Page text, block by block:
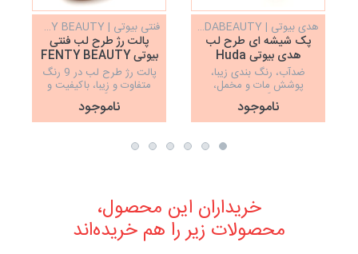
هدی بیوتی | HUDABEAUTY
پک شیشه ای طرح لب
هدی بیوتی Huda
Beauty
ضدآب، رنگ بندی زیبا،
پوشش مات و مخمل،
ماندگاری عالی
ناموجود
فنتی بیوتی | FENTY BEAUTY
پالت رژ طرح لب فنتی
بیوتی FENTY BEAUTY
پالت رژ طرح لب در 9 رنگ
متفاوت و زیبا، باکیفیت و
ماندگاری بالا
ناموجود
خریداران این محصول،
محصولات زیر را هم خریده‌اند